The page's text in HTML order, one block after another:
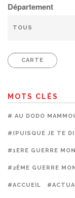
Département
CARTE
MOTS CLÉS
# AU DODO
#(PUISQUE JE TE
#1ERE GUERRE
#2ÈME GUERRE
#ACCUEIL